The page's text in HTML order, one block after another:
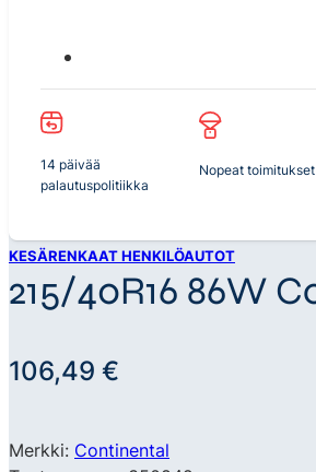
14 päivää
palautuspolitiikka
Nopeat toimitukset
KESÄRENKAAT HENKILÖAUTOT
215/40R16 86W
106,49 €
Merkki: Continental